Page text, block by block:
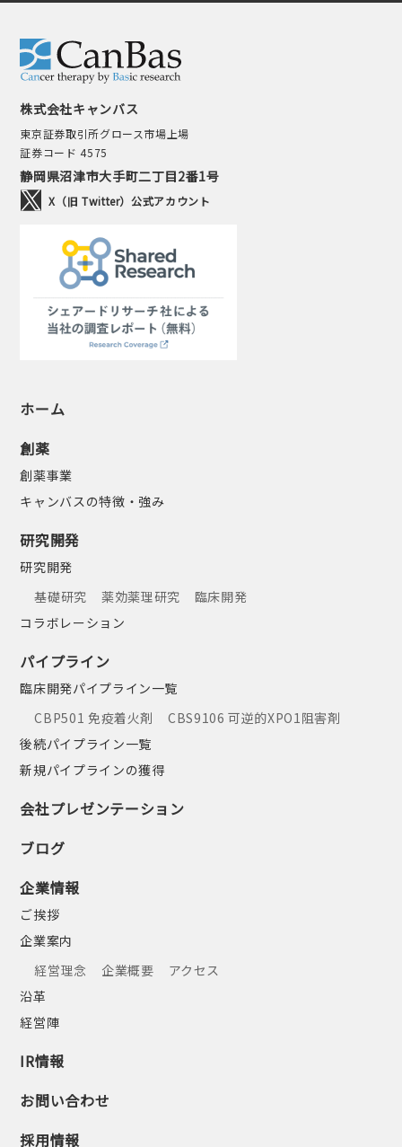
株式会社キャンバス
東京証券取引所グロース市場上場
証券コード 4575
静岡県沼津市大手町二丁目2番1号
X（旧 Twitter）公式アカウント
ホーム
創薬
創薬事業
キャンバスの特徴・強み
研究開発
研究開発
基礎研究
薬効薬理研究
臨床開発
コラボレーション
パイプライン
臨床開発パイプライン一覧
CBP501 免疫着火剤
CBS9106 可逆的XPO1阻害剤
後続パイプライン一覧
新規パイプラインの獲得
会社プレゼンテーション
ブログ
企業情報
ご挨拶
企業案内
経営理念
企業概要
アクセス
沿革
経営陣
IR情報
お問い合わせ
採用情報